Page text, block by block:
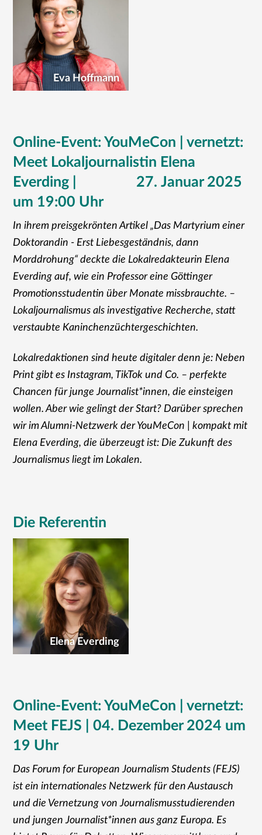
Eva Hoffmann
Online-Event: YouMeCon | vernetzt:
Meet Lokaljournalistin Elena
Everding | ⠀ ⠀ ⠀ ⠀ 27. Januar 2025
um 19:00 Uhr
In ihrem preisgekrönten Artikel „Das Martyrium einer
Doktorandin - Erst Liebesgeständnis, dann
Morddrohung“ deckte die Lokalredakteurin Elena
Everding auf, wie ein Professor eine Göttinger
Promotionsstudentin über Monate missbrauchte. –
Lokaljournalismus als investigative Recherche, statt
verstaubte Kaninchenzüchtergeschichten.
Lokalredaktionen sind heute digitaler denn je: Neben
Print gibt es Instagram, TikTok und Co. – perfekte
Chancen für junge Journalist*innen, die einsteigen
wollen. Aber wie gelingt der Start? Darüber sprechen
wir im Alumni-Netzwerk der YouMeCon | kompakt mit
Elena Everding, die überzeugt ist: Die Zukunft des
Journalismus liegt im Lokalen.
Die Referentin
Elena Everding
Online-Event: YouMeCon | vernetzt:
Meet FEJS | 04. Dezember 2024 um
19 Uhr
Das Forum for European Journalism Students (FEJS)
ist ein internationales Netzwerk für den Austausch
und die Vernetzung von Journalismusstudierenden
und jungen Journalist*innen aus ganz Europa. Es